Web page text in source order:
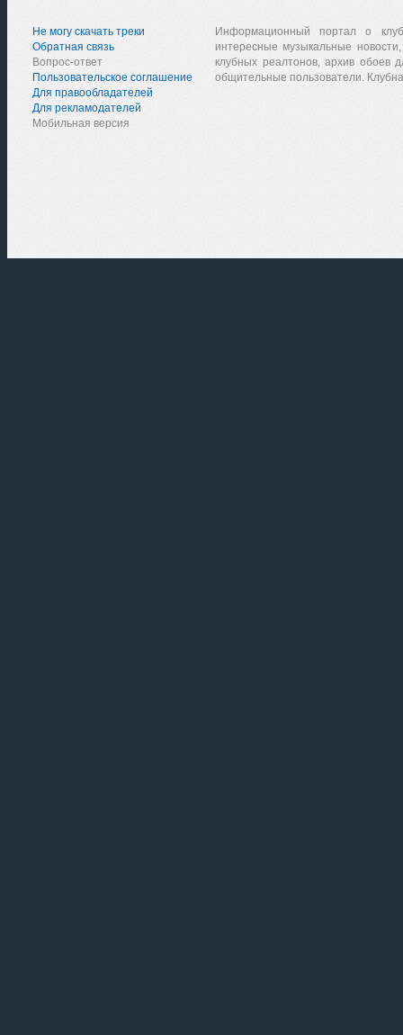
Не могу скачать треки
Обратная связь
Вопрос-ответ
Пользовательское соглашение
Для правообладателей
Для рекламодателей
Мобильная версия
Информационный портал о
интересные музыкальные
клубных реалтонов, архив обоев
общительные пользователи.